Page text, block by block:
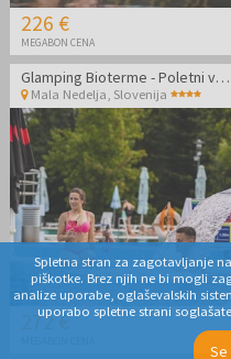
226 €
MEGABON CENA
Glamping Bioterme - Poletni vikend glamping v edinstvenih termah
Mala Nedelja, Slovenija
272 €
Spletna stran za zagotavljanje
piškotke. Brez njih ne bi mogli
analize uporabe, oglaševalskih
uporabo spletne strani